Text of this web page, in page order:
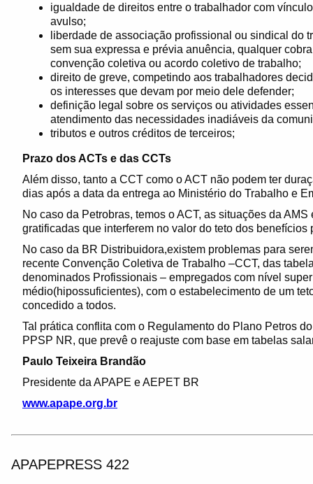
igualdade de direitos entre o trabalhador com
avulso;
liberdade de associação profissional ou sindical do
sem sua expressa e prévia anuência, qualquer
convenção coletiva ou acordo coletivo de trabalho;
direito de greve, competindo aos trabalhadores
os interesses que devam por meio dele defender;
definição legal sobre os serviços ou atividades
atendimento das necessidades inadiáveis da
tributos e outros créditos de terceiros;
Prazo dos ACTs e das CCTs
Além disso, tanto a CCT como o ACT não podem ter
dias após a data da entrega ao Ministério do Trabalho e
No caso da Petrobras, temos o ACT, as situações da
gratificadas que interferem no valor do teto dos benefícios
No caso da BR Distribuidora,existem problemas para
recente Convenção Coletiva de Trabalho –CCT, das
denominados Profissionais – empregados com nível
médio(hipossuficientes), com o estabelecimento de um
concedido a todos.
Tal prática conflita com o Regulamento do Plano Petros
PPSP NR, que prevê o reajuste com base em tabelas
Paulo Teixeira Brandão
Presidente da APAPE e AEPET BR
www.apape.org.br
APAPEPRESS 422